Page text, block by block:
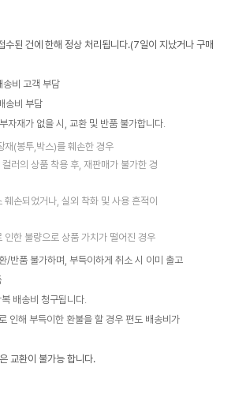
된 건에 한해 정상 처리됩니다.(7일이 지났거나 구매
송비 고객 부담
송비 부담
자재가 없을 시, 교환 및 반품 불가합니다.
재(봉투,박스)를 훼손한 경우
러의 상품 착용 후, 재판매가 불가한 경
훼손되었거나, 실외 착화 및 사용 흔적이
인한 불량으로 상품 가치가 떨어진 경우
/반품 불가하며, 부득이하게 취소 시 이미 출고
배송비 청구됩니다.
인해 부득이한 환불을 할 경우 편도 배송비가
교환이 불가능 합니다.